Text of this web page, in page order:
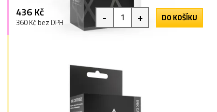
436 Kč
360 Kč bez DPH - + DO KOŠÍKU